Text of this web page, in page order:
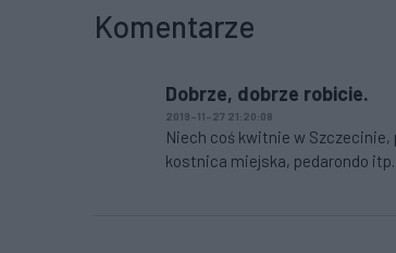
Komentarze
Dobrze, dobrze robicie.
2019-11-27 21:20:08
Niech coś kwitnie w Szczecinie,
kostnica miejska, pedarondo itp.